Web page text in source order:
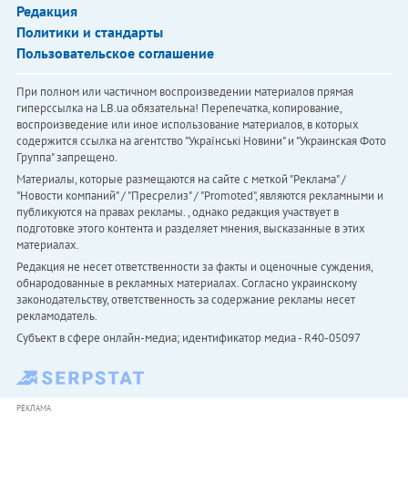
Редакция
Политики и стандарты
Пользовательское соглашение
При полном или частичном воспроизведении материалов прямая
гиперссылка на LB.ua обязательна! Перепечатка, копирование,
воспроизведение или иное использование материалов, в которых
содержится ссылка на агентство "Українськi Новини" и "Украинская Фото
Группа" запрещено.
Материалы, которые размещаются на сайте с меткой "Реклама" /
"Новости компаний" / "Пресрелиз" / "Promoted", являются рекламными и
публикуются на правах рекламы. , однако редакция участвует в
подготовке этого контента и разделяет мнения, высказанные в этих
материалах.
Редакция не несет ответственности за факты и оценочные суждения,
обнародованные в рекламных материалах. Согласно украинскому
законодательству, ответственность за содержание рекламы несет
рекламодатель.
Субъект в сфере онлайн-медиа; идентификатор медиа - R40-05097
РЕКЛАМА